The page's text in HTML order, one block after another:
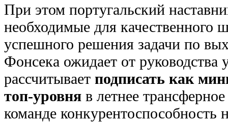
При этом португальский
необходимые для качественного
успешного решения задачи по
Фонсека ожидает от руководства
рассчитывает подписать как
топ-уровня в летнее
команде конкурентоспособность